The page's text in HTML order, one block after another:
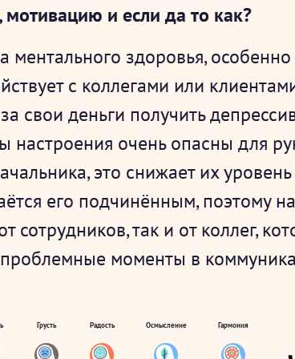
и если да то как?
здоровья,
с коллегами или
свои деньги получить
настроения очень опасны для
это снижает их
его подчинённым, поэтому
так и от коллег,
моменты в
Грусть Радость Осмысление Гармония